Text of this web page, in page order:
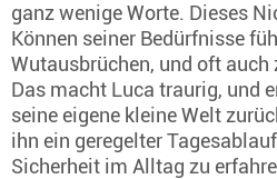
ganz wenige Worte. Dieses
Können seiner Bedürfnisse
Wutausbrüchen, und oft auch
Das macht Luca traurig, und
seine eigene kleine Welt
ihn ein geregelter
Sicherheit im Alltag zu